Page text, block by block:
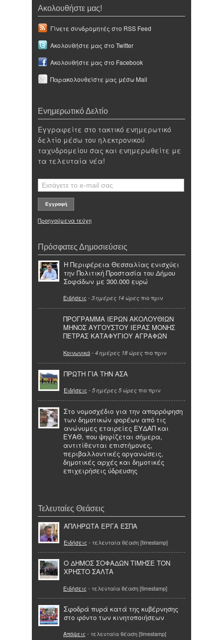
Ακολουθήστε μας!
Γίνετε συνδρομητές στο RSS Feed
Ακολουθήστε μας στο Twitter
Ακολουθήστε μας στο Facebook
Παρακολουθείστε μας μέσω Mail
Ενημερωτικό Δελτίο
Εγγραφείτε στο τακτικό ενημερωτικό
δελτίο μέσω του ηλεκτρονικού
ταχυδρομείου σας και ενημερωθείτε με
τα τελευταία νέα!
Προηγούμενα τεύχη
Πρόσφατες Δημοσιεύσεις
Η Περιφέρεια Θεσσαλίας ενισχύει
την Πολιτική Προστασία του Δήμου
Σοφάδων με 300.000 ευρώ
Ειδήσεις - 3 ημέρες 14 ώρες πιο πριν
ΠΡΟΓΡΑΜΜΑ ΙΕΡΩΝ ΑΚΟΛΟΥΘΙΩΝ
ΜΗΝΟΣ ΑΥΓΟΥΣΤΟΥ ΙΕΡΑΣ ΜΟΝΗΣ
ΠΕΤΡΑΣ ΚΑΤΑΦΥΓΙΟΥ ΑΓΡΑΦΩΝ
Κοινωνικά- 4 ημέρες 18 ώρες πιο πριν
ΠΡΩΤΗ ΓΙΑ ΤΗΝ ΑΣΑ
Ειδήσεις - 5 ημέρες 5 ώρες πιο πριν
Στο νομοσχέδιο για την απορρόφηση
των δημοτικών φορέων από τις
ανώνυμες εταιρείες ΕΥΔΑΠ και
ΕΥΑΘ, που ψηφίζεται σήμερα,
αντιτίθενται επιστήμονες,
περιβαλλοντικές οργανώσεις,
δημοτικές αρχές και δημοτικές
επιχειρήσεις ύδρευσης
Τελευταίες Θεάσεις
ΑΠΛΗΡΩΤΑ ΕΡΓΑ ΕΣΠΑ
Ειδήσεις - τελευταία θέαση [timestamp]
O ΔΗΜΟΣ ΣΟΦΑΔΩΝ ΤΙΜΗΣΕ ΤΟΝ
ΧΡΗΣΤΟ ΣΑΛΤΑ
Ειδήσεις - τελευταία θέαση [timestamp]
Σφοδρά πυρά κατά της κυβέρνησης
στο φόντο των κινητοποιήσεων
Απόψεις - τελευταία θέαση [timestamp]